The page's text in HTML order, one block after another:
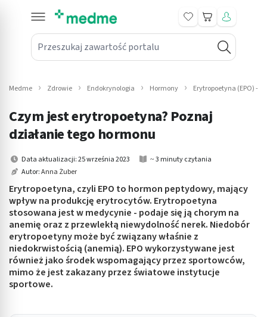
Przeszukaj zawartość portalu
Koszyk
submenu: Leki na receptę
submenu: Mama i dziecko
submenu: Kosmetyki
submenu: Higiena
submenu: Sprzęt medyczny
submenu: Intymne
submenu: Wellness
Medme Zdrowie Endokrynologia Hormony Erytropoetyna (EPO) -
Czym jest erytropoetyna? Poznaj
działanie tego hormonu
Data aktualizacji: 25 września 2023
~ 3 minuty czytania
Autor:Anna Żuber
Erytropoetyna, czyli EPO to hormon peptydowy, mający
wpływ na produkcję erytrocytów. Erytropoetyna
stosowana jest w medycynie - podaje się ją chorym na
anemię oraz z przewlekłą niewydolność nerek. Niedobór
erytropoetyny może być związany właśnie z
niedokrwistością (anemią). EPO wykorzystywane jest
również jako środek wspomagający przez sportowców,
mimo że jest zakazany przez światowe instytucje
sportowe.